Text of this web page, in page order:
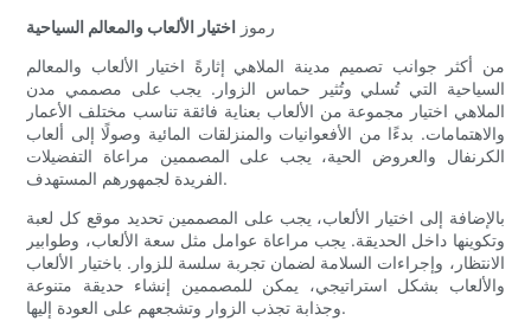
رموز اختيار الألعاب والمعالم السياحية
من أكثر جوانب تصميم مدينة الملاهي إثارةً اختيار الألعاب والمعالم
السياحية التي تُسلي وتُثير حماس الزوار. يجب على مصممي مدن
الملاهي اختيار مجموعة من الألعاب بعناية فائقة تناسب مختلف الأعمار
والاهتمامات. بدءًا من الأفعوانيات والمنزلقات المائية وصولًا إلى ألعاب
الكرنفال والعروض الحية، يجب على المصممين مراعاة التفضيلات
الفريدة لجمهورهم المستهدف.
بالإضافة إلى اختيار الألعاب، يجب على المصممين تحديد موقع كل لعبة
وتكوينها داخل الحديقة. يجب مراعاة عوامل مثل سعة الألعاب، وطوابير
الانتظار، وإجراءات السلامة لضمان تجربة سلسة للزوار. باختيار الألعاب
والألعاب بشكل استراتيجي، يمكن للمصممين إنشاء حديقة متنوعة
وجذابة تجذب الزوار وتشجعهم على العودة إليها.